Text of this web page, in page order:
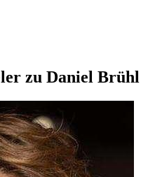
zu Daniel Brühl